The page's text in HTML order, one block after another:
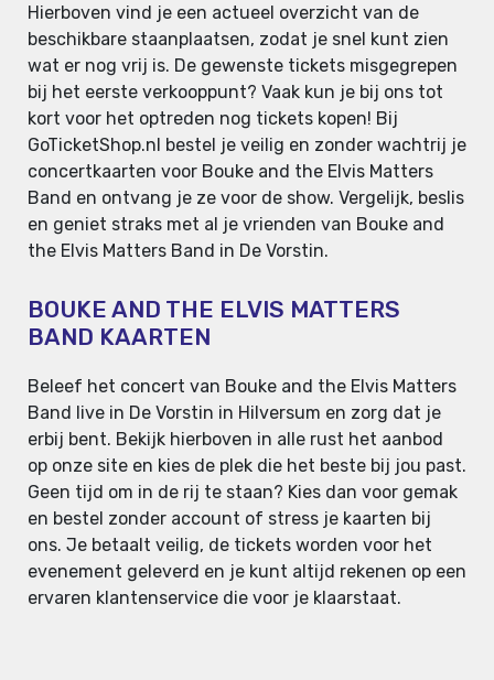
Hierboven vind je een actueel overzicht van de
beschikbare staanplaatsen, zodat je snel kunt zien
wat er nog vrij is. De gewenste tickets misgegrepen
bij het eerste verkooppunt? Vaak kun je bij ons tot
kort voor het optreden nog tickets kopen! Bij
GoTicketShop.nl bestel je veilig en zonder wachtrij je
concertkaarten voor Bouke and the Elvis Matters
Band en ontvang je ze voor de show. Vergelijk, beslis
en geniet straks met al je vrienden van Bouke and
the Elvis Matters Band in De Vorstin.
BOUKE AND THE ELVIS MATTERS
BAND KAARTEN
Beleef het concert van Bouke and the Elvis Matters
Band live in De Vorstin in Hilversum en zorg dat je
erbij bent. Bekijk hierboven in alle rust het aanbod
op onze site en kies de plek die het beste bij jou past.
Geen tijd om in de rij te staan? Kies dan voor gemak
en bestel zonder account of stress je kaarten bij
ons. Je betaalt veilig, de tickets worden voor het
evenement geleverd en je kunt altijd rekenen op een
ervaren klantenservice die voor je klaarstaat.